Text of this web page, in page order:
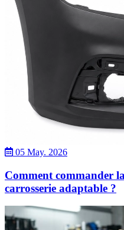
05 May. 2026
Comment commander
carrosserie adaptable ?